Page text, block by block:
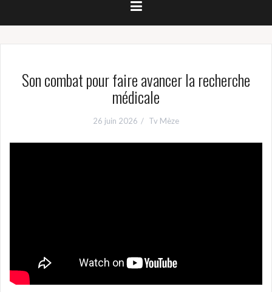
Son combat pour faire avancer la recherche
médicale
26 juin 2026 Tv Mèze